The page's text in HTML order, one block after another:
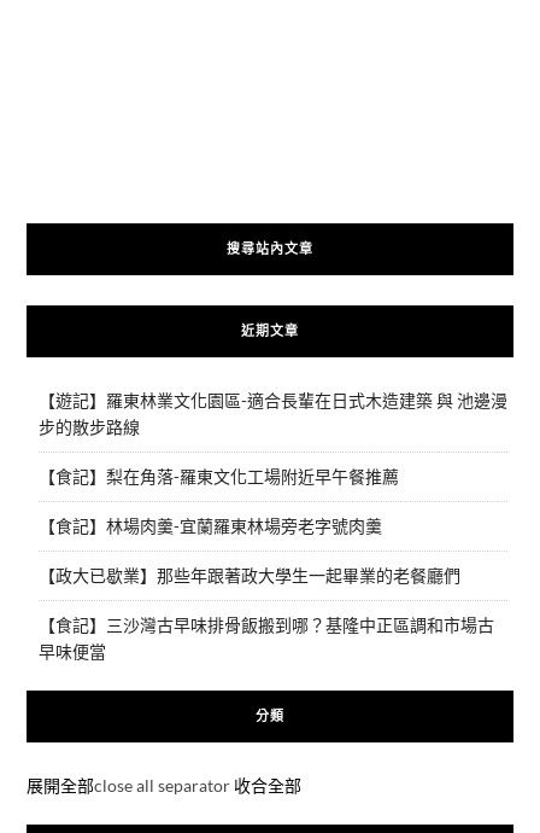
搜尋站內文章
近期文章
【遊記】羅東林業文化園區-適合長輩在日式木造建築 與 池邊漫
步的散步路線
【食記】梨在角落-羅東文化工場附近早午餐推薦
【食記】林場肉羹-宜蘭羅東林場旁老字號肉羹
【政大已歇業】那些年跟著政大學生一起畢業的老餐廳們
【食記】三沙灣古早味排骨飯搬到哪？基隆中正區調和市場古
早味便當
分類
展開全部close all separator 收合全部